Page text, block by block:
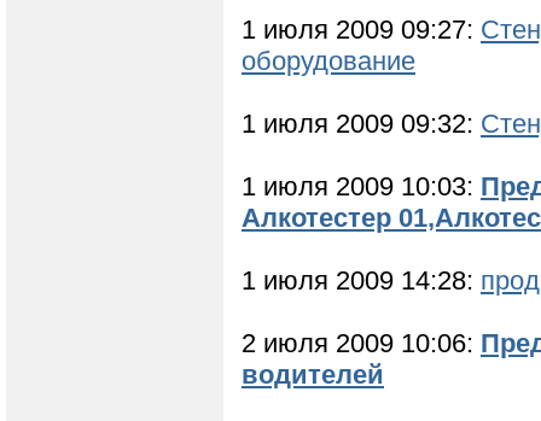
1 июля 2009 09:27:
оборудование
1 июля 2009 09:32:
1 июля 2009 10:03:
Алкотестер
1 июля 2009 14:28:
2 июля 2009 10:06:
водителей